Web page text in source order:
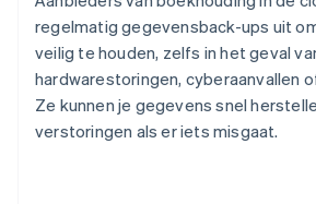
regelmatig gegevensback-ups uit
veilig te houden, zelfs in het geval
hardwarestoringen, cyberaanvallen
Ze kunnen je gegevens snel
verstoringen als er iets misgaat.